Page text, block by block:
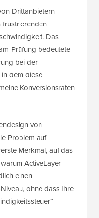
Drittanbietern
frustrierenden
Das
Prüfung bedeutete
bei der
dem diese
Konversionsraten
von
Problem auf
Merkmal, auf das
ActiveLayer
einen
ohne dass Ihre